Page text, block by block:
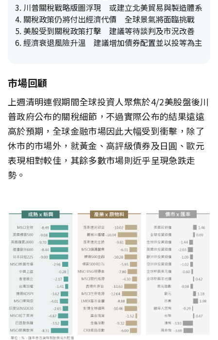
川普關稅戰略版圖浮現 或建立北美貿易與製造體系
關稅政策仍將付出經濟代價 全球景氣將面臨挑戰
美股受到關稅政策打擊 建議等待談判及市況改善
經濟衰退風險升溫 建議增加債券配置並以投等為主
市場回顧
上週清明連假期間全球投資人聚焦於4/2美股盤後川
普政府公布的關稅細節，不過實際公布的結果遠遠
高於預期，全球金融市場因此大幅受到衝擊，除了
休市的市場外，就黃金、高評級債券及日圓、歐元
表現相對較佳，其餘多數市場則近乎呈現急跌走
勢。